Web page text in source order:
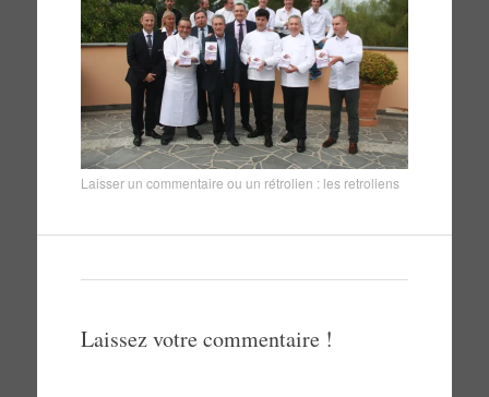
Laisser un commentaire ou un rétrolien : les retroliens
Laissez votre commentaire !